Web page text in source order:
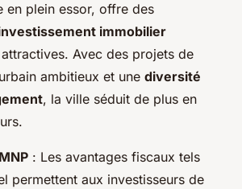
en plein essor, offre des
immobilier
Avec des projets de
ambitieux et une diversité
, la ville séduit de plus en
: Les avantages fiscaux tels
permettent aux investisseurs de